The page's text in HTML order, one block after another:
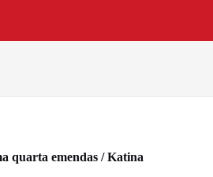
quarta emendas / Katina